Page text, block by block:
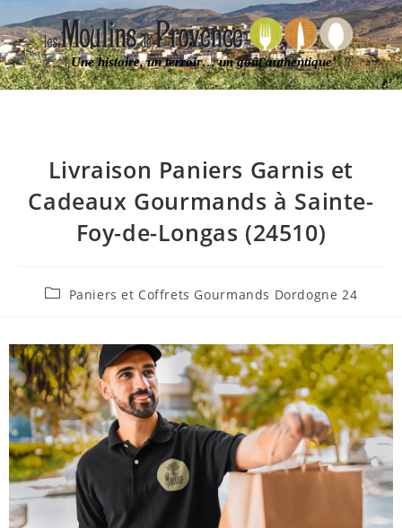
Une histoire, un terroir… un goût authentique
Livraison Paniers Garnis et
Cadeaux Gourmands à Sainte-
Foy-de-Longas (24510)
Paniers et Coffrets Gourmands Dordogne 24